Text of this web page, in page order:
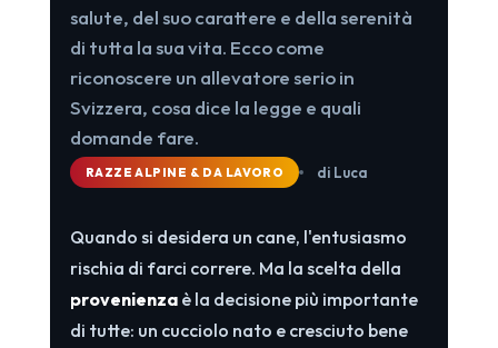
salute, del suo carattere e della serenità
di tutta la sua vita. Ecco come
riconoscere un allevatore serio in
Svizzera, cosa dice la legge e quali
domande fare.
RAZZE ALPINE & DA LAVORO di Luca
Quando si desidera un cane, l'entusiasmo
rischia di farci correre. Ma la scelta della
provenienzaè la decisione più importante
di tutte: un cucciolo nato e cresciuto bene